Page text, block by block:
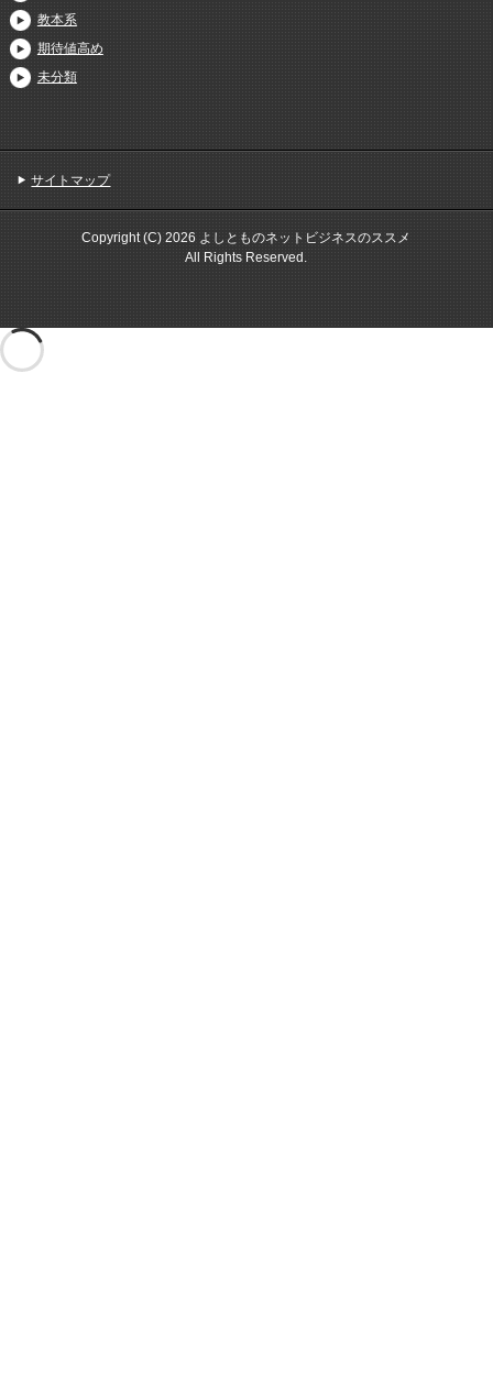
教本系
期待値高め
未分類
サイトマップ
Copyright (C) 2026 よしとものネットビジネスのススメ
All Rights Reserved.